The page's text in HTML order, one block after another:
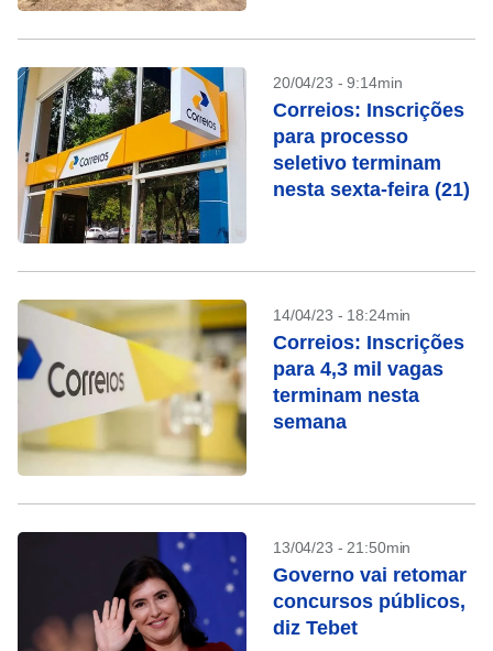
20/04/23 - 9:14min
Correios: Inscrições
para processo
seletivo terminam
nesta sexta-feira (21)
14/04/23 - 18:24min
Correios: Inscrições
para 4,3 mil vagas
terminam nesta
semana
13/04/23 - 21:50min
Governo vai retomar
concursos públicos,
diz Tebet